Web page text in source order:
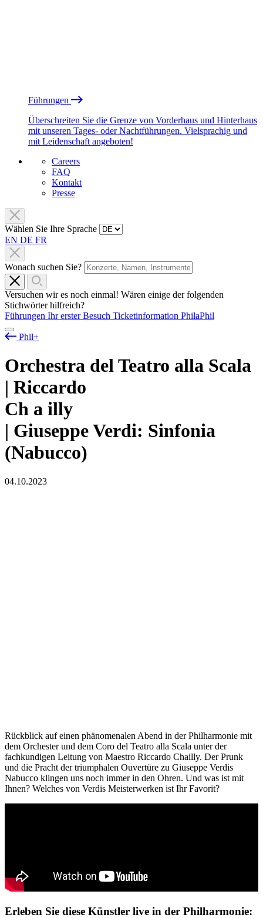
Führungen
Überschreiten Sie die Grenze von Vorderhaus und Hinterhaus
mit unseren Tages- oder Nachtführungen. Vielsprachig und
mit Leidenschaft angeboten!
Careers
FAQ
Kontakt
Presse
Wählen Sie Ihre Sprache
EN DE FR
Wonach suchen Sie?
Versuchen wir es noch einmal! Wären einige der folgenden
Stichwörter hilfreich?
Führungen Ihr erster Besuch Ticketinformation PhilaPhil
Phil+
Orchestra del Teatro alla Scala
| Riccardo
Ch a illy
| Giuseppe Verdi: Sinfonia
(Nabucco)
04.10.2023
Rückblick auf einen phänomenalen Abend in der Philharmonie mit
dem Orchester und dem Coro del Teatro alla Scala unter der
fachkundigen Leitung von Maestro Riccardo Chailly. Der Prunk
und die Pracht der triumphalen Ouvertüre zu Giuseppe Verdis
Nabucco klingen uns noch immer in den Ohren. Und was ist mit
Ihnen? Welches von Verdis Meisterwerken ist Ihr Favorit?
Erleben Sie diese Künstler live in der Philharmonie: